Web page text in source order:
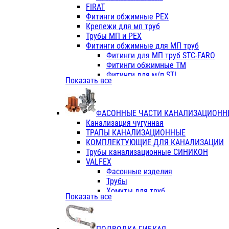
Фитинги ПП белые
Фитинги ПП белые
Фитинги ППс металл.белые
VALFEX
Трубы PE-RT
Трубы ПП водопровод белые
Трубы ПП водопровод серые
Трубы армированные
Трубы армированные
Фитинги с металл. серые
Фитинги ПП (серые)
Фитинги ПП белые
Краны
Фитинги ПП (белые)
Фитинги ПП с металлом белые
ПК КОНТУР
Краны полипропиленовые
Трубы полипропиленивые
FIRAT
Фитинги обжимные PEX
Крепежи для мп труб
Трубы МП и PEX
Фитинги обжимные для МП труб
Фитинги для МП труб STC-FARO
Фитинги обжимные ТМ
Фитинги для м/п STI
Фитинги для МП труб TITAN
TK
VALFEX
Показать все
ФАСОННЫЕ ЧАСТИ
Канализация чугунная
ТРАПЫ КАНАЛИЗАЦИОННЫЕ
КОМПЛЕКТУЮЩИЕ ДЛЯ КАНАЛИЗАЦИИ
Трубы канализационные СИНИКОН
VALFEX
Фасонные изделия
Трубы
Хомуты для труб
ПВХ (стройполимер)
Показать все